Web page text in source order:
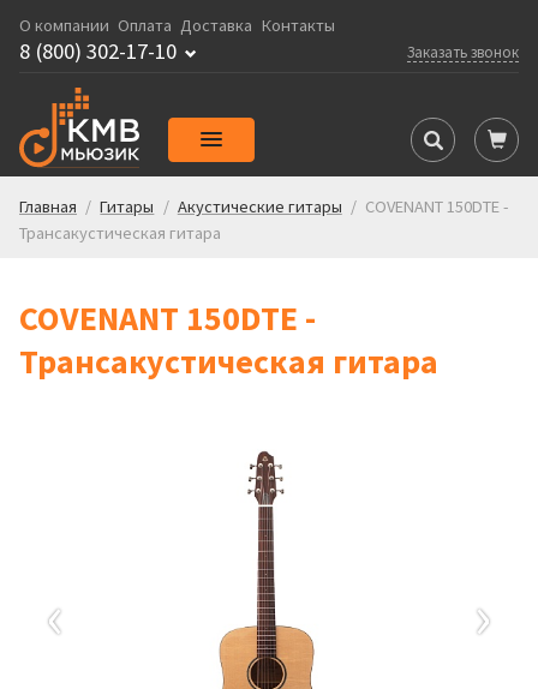
О компании Оплата Доставка Контакты
Заказать звонок
8 (800) 302-17-10
Главная / Гитары / Акустические гитары / COVENANT 150DTE -
Трансакустическая гитара
COVENANT 150DTE -
Трансакустическая гитара
‹ ›